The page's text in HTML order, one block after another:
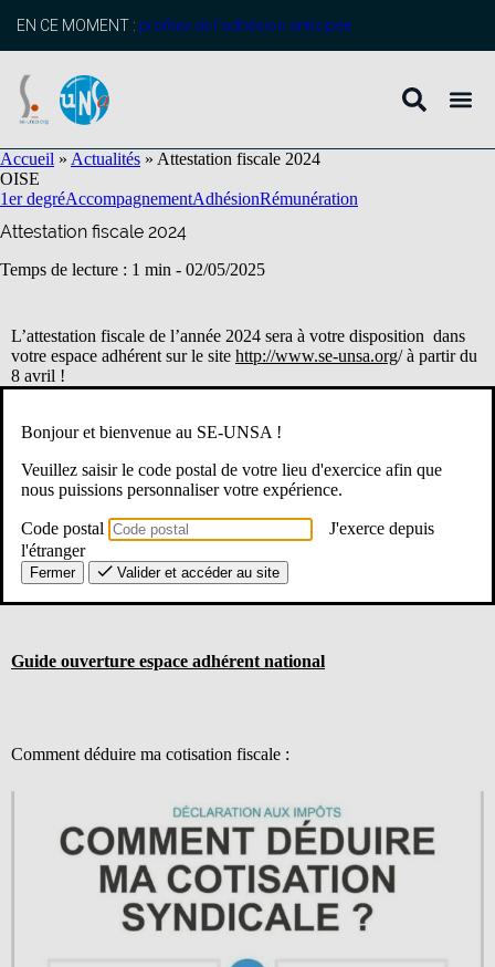
principal
EN CE MOMENT : profitez de l’adhésion anticipée
Accueil » Actualités » Attestation fiscale 2024
OISE
1er degréAccompagnementAdhésionRémunération
Attestation fiscale 2024
Temps de lecture : 1 min - 02/05/2025
L’attestation fiscale de l’année 2024 sera à votre disposition dans
votre espace adhérent sur le site http://www.se-unsa.org/ à partir du
8 avril !
Si vous avez déjà activé votre espace adhérent
identifiant et mot de passe saisis, dans le sommaire de l’espace,
vous trouverez l’onglet «Éditer son attestation fiscale ».
Guide_espace_ouverture(voir document ci-dessous) vous permettra
d’activer votre espace. Vous aurez besoin de votre numéro de
syndiqué.
Guide ouverture espace adhérent national
Comment déduire ma cotisation fiscale :
Bonjour et bienvenue au SE-UNSA !
Veuillez saisir le code postal de votre lieu d'exercice afin que
nous puissions personnaliser votre expérience.
Code postal
J'exerce depuis
l'étranger
Fermer Valider et accéder au site